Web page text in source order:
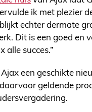
ik met plezier
echter dermate
Dit is een goed en
alle succes.”
een geschikte
geldende